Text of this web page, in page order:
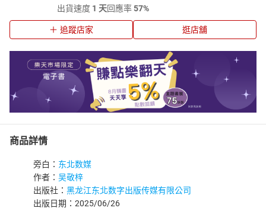
出貨速度 1 天回應率57%
追蹤店家 逛店舖
商品詳情
旁白： 东北数媒
作者： 吴敬梓
出版社： 黑龙江东北数字出版传媒有限公司
出版日期：2025/06/26